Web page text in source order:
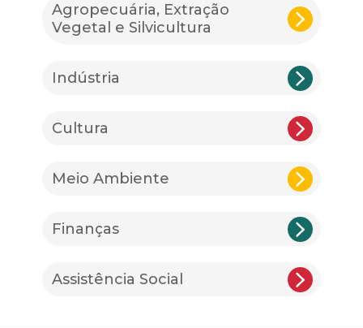
Agropecuária, Extração
Vegetal e Silvicultura
Indústria
Cultura
Meio Ambiente
Finanças
Assistência Social